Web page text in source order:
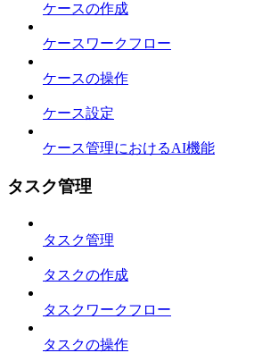
ケースの作成
ケースワークフロー
ケースの操作
ケース設定
ケース管理におけるAI機能
タスク管理
タスク管理
タスクの作成
タスクワークフロー
タスクの操作